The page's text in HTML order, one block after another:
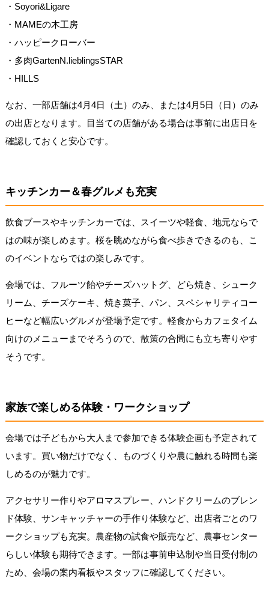
・Soyori&Ligare
・MAMEの木工房
・ハッピークローバー
・多肉GartenN.lieblingsSTAR
・HILLS
なお、一部店舗は4月4日（土）のみ、または4月5日（日）のみ
の出店となります。目当ての店舗がある場合は事前に出店日を
確認しておくと安心です。
キッチンカー＆春グルメも充実
飲食ブースやキッチンカーでは、スイーツや軽食、地元ならで
はの味が楽しめます。桜を眺めながら食べ歩きできるのも、こ
のイベントならではの楽しみです。
会場では、フルーツ飴やチーズハットグ、どら焼き、シューク
リーム、チーズケーキ、焼き菓子、パン、スペシャリティコー
ヒーなど幅広いグルメが登場予定です。軽食からカフェタイム
向けのメニューまでそろうので、散策の合間にも立ち寄りやす
そうです。
家族で楽しめる体験・ワークショップ
会場では子どもから大人まで参加できる体験企画も予定されて
います。買い物だけでなく、ものづくりや農に触れる時間も楽
しめるのが魅力です。
アクセサリー作りやアロマスプレー、ハンドクリームのブレン
ド体験、サンキャッチャーの手作り体験など、出店者ごとのワ
ークショップも充実。農産物の試食や販売など、農事センター
らしい体験も期待できます。一部は事前申込制や当日受付制の
ため、会場の案内看板やスタッフに確認してください。